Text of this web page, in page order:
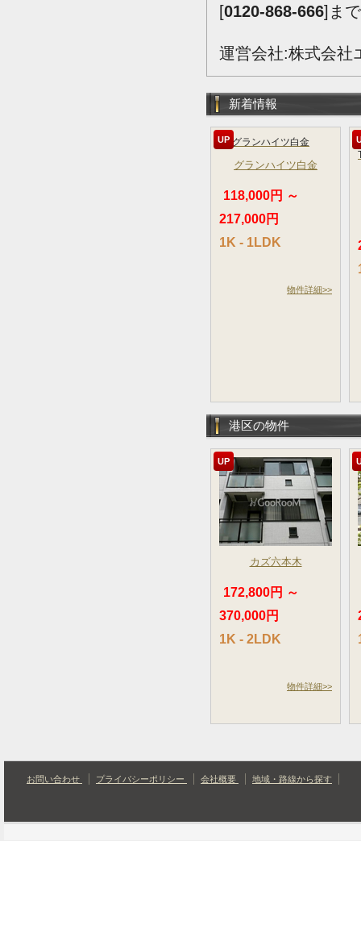
[0120-868-666]ま
運営会社:株式会社
新着情報
UP
グランハイツ白金
118,000円 ～
217,000円
1K - 1LDK
物件詳細>>
港区の物件
UP
カズ六本木
172,800円 ～
370,000円
1K - 2LDK
物件詳細>>
お問い合わせ プライバシーポリシー 会社概要 地域・路線から探す